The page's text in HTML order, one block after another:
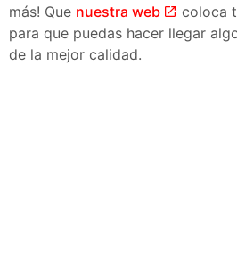
más! Que nuestra web
coloca
para que puedas hacer llegar
de la mejor calidad.